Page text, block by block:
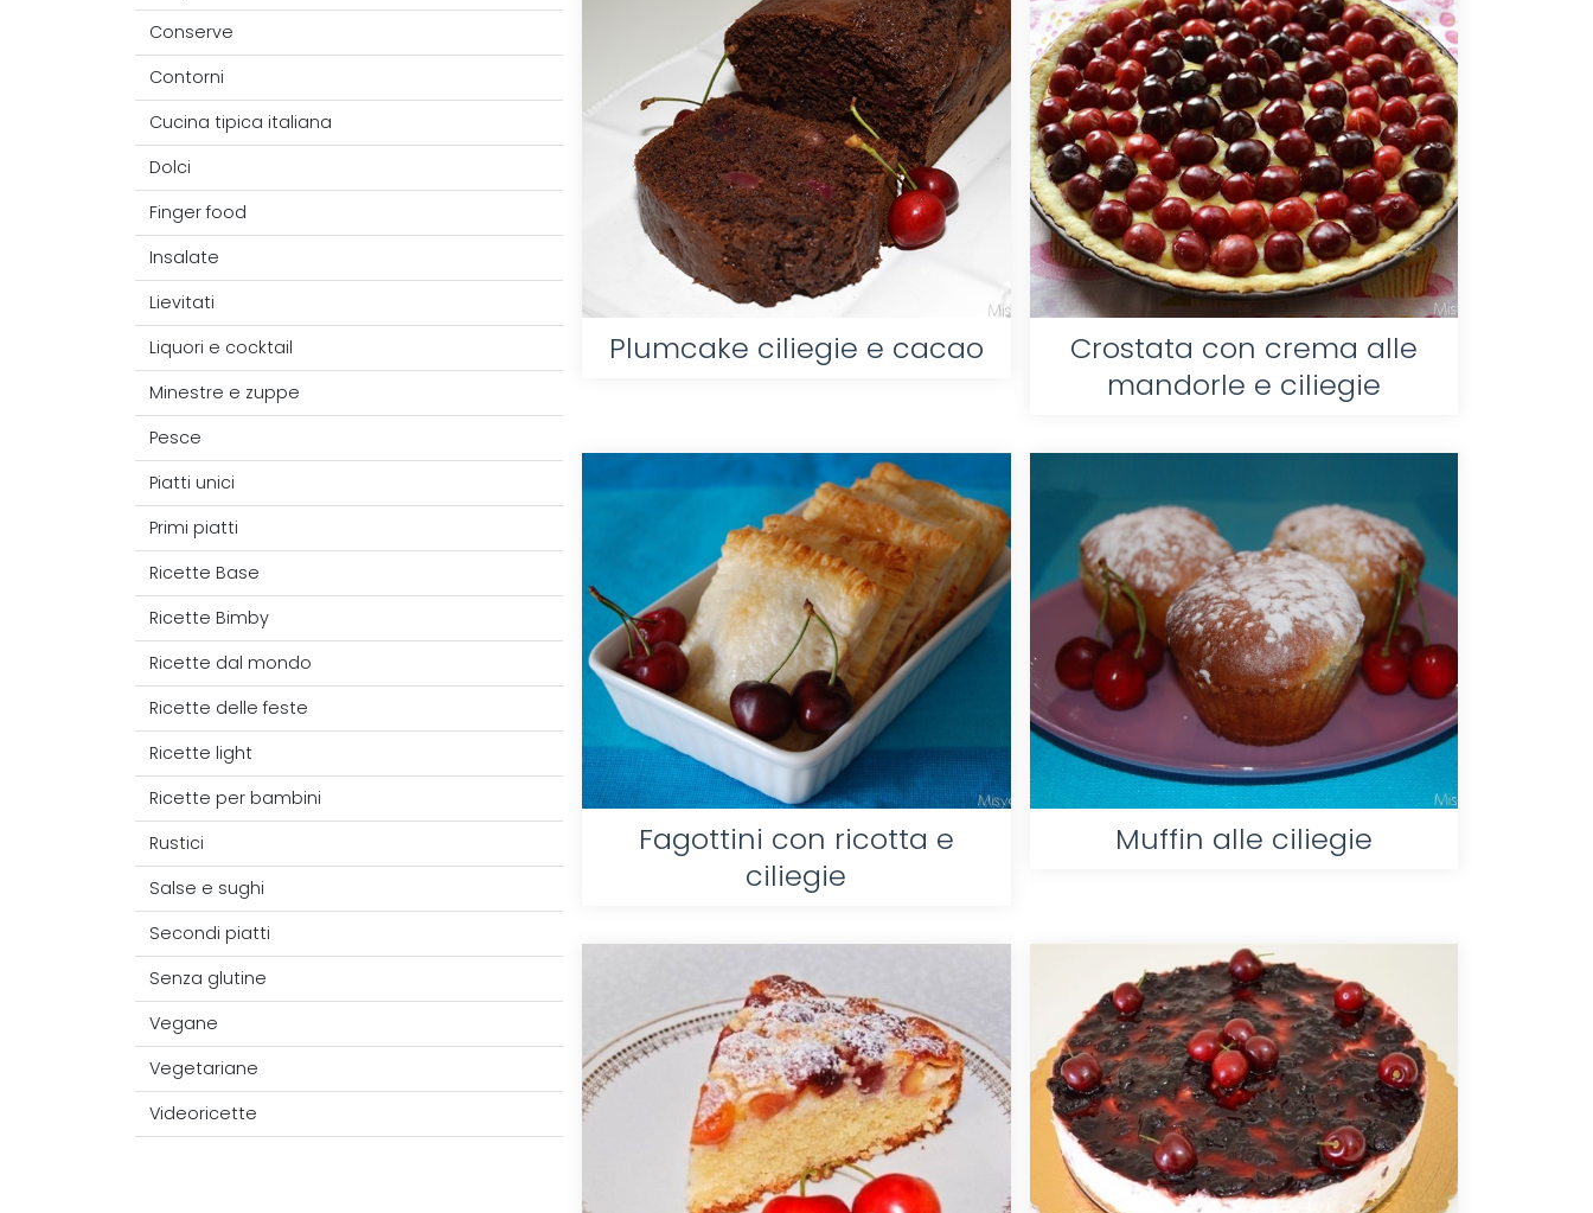
Conserve
Contorni
Cucina tipica italiana
Dolci
Finger food
Insalate
Lievitati
Liquori e cocktail
Minestre e zuppe
Pesce
Piatti unici
Primi piatti
Ricette Base
Ricette Bimby
Ricette dal mondo
Ricette delle feste
Ricette light
Ricette per bambini
Rustici
Salse e sughi
Secondi piatti
Senza glutine
Vegane
Vegetariane
Videoricette
Plumcake ciliegie e cacao
Crostata con crema alle
mandorle e ciliegie
Fagottini con ricotta e
ciliegie
Muffin alle ciliegie